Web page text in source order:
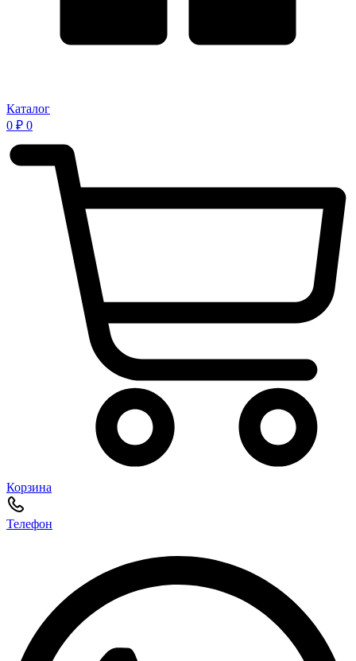
Каталог
0 ₽ 0
Корзина
Телефон